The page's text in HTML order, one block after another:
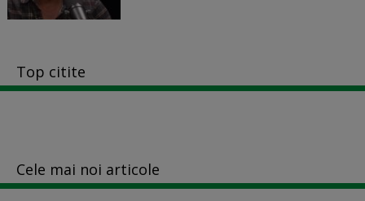
Top citite
Cele mai noi articole